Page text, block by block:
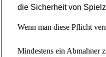
die Sicherheit von
Wenn man diese Pflicht
Mindestens ein Abmahner